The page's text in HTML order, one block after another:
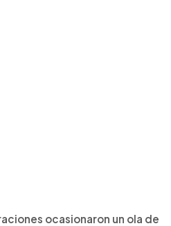
ocasionaron un ola de